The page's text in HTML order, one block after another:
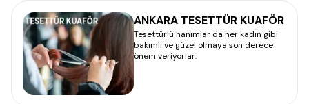
ANKARA TESETTÜR KUAFÖR
Tesettürlü hanımlar da her kadın gibi
bakımlı ve güzel olmaya son derece
önem veriyorlar.